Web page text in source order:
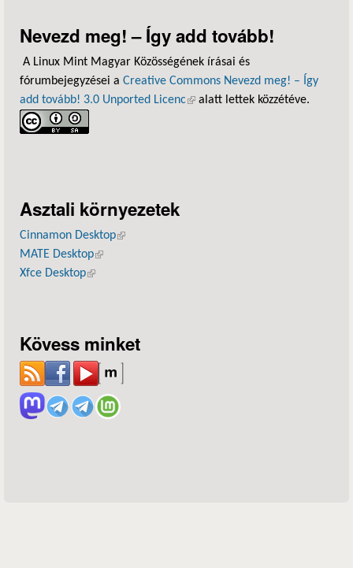
Nevezd meg! – Így add tovább!
A Linux Mint Magyar Közösségének írásai és
fórumbejegyzései a Creative Commons Nevezd meg! – Így
add tovább! 3.0 Unported Licenc(külső hivatkozás)
alatt lettek közzétéve.
Asztali környezetek
Cinnamon Desktop(külső hivatkozás)
MATE Desktop(külső hivatkozás)
Xfce Desktop(külső hivatkozás)
Kövess minket